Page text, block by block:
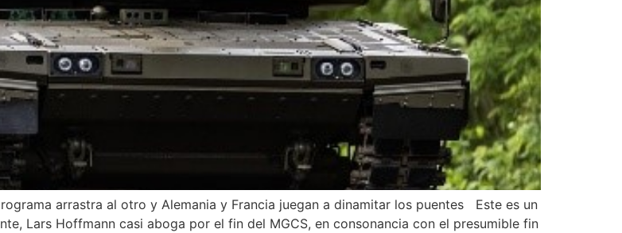
arrastra al otro y Alemania y Francia juegan a dinamitar los puentes Este es un
Lars Hoffmann casi aboga por el fin del MGCS, en consonancia con el presumible fin